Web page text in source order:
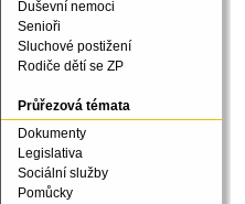
Duševní nemoci
Senioři
Sluchové postižení
Rodiče dětí se ZP
Průřezová témata
Dokumenty
Legislativa
Sociální služby
Pomůcky